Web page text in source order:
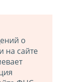
о
на сайте